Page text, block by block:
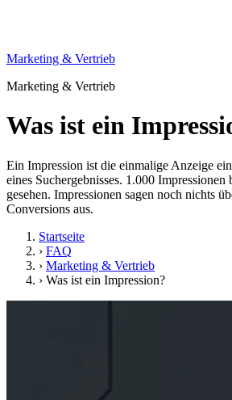
Marketing & Vertrieb
Marketing & Vertrieb
Was ist ein
Ein Impression ist die einmalige Anzeige
eines Suchergebnisses. 1.000 Impressionen
gesehen. Impressionen sagen noch nichts
Conversions aus.
Startseite
› FAQ
› Marketing & Vertrieb
› Was ist ein Impression?